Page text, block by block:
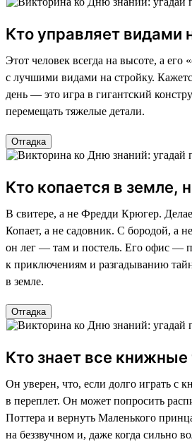
Кто управляет видами
Этот человек всегда на высоте, а
с лучшими видами на стройку.
день — это игра в гигантский
перемещать тяжелые детали.
Отгадка
Кто копается в земле,
В свитере, а не Фредди Крюгер.
Копает, а не садовник. С бородой, а
он лег — там и постель. Его офис —
к приключениям и разгадыванию
в земле.
Отгадка
Кто знает все книжные
Он уверен, что, если долго играть с
в переплет. Он может попросить
Поттера и вернуть Маленького
на беззвучном и, даже когда сильно